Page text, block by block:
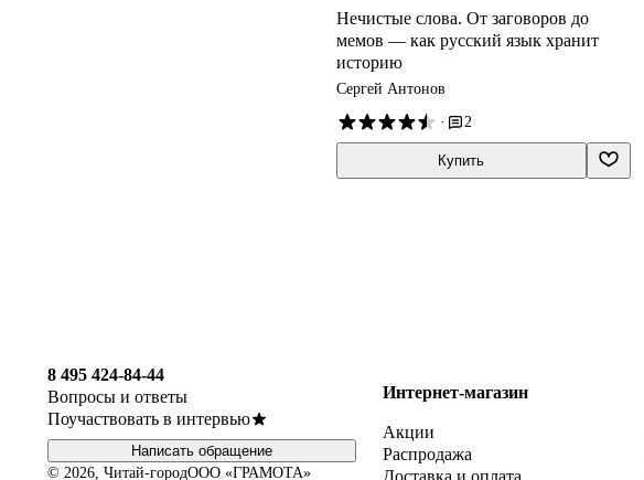
Нечистые слова. От заговоров до
мемов — как русский язык хранит
историю
Сергей Антонов
·
2
Купить
8 495 424-84-44
Вопросы и ответы
Поучаствовать в интервью
Написать обращение
© 2026, Читай-городООО «ГРАМОТА»
Интернет-магазин
Акции
Распродажа